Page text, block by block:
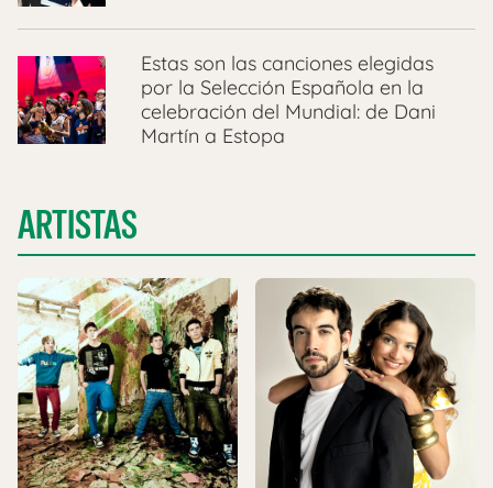
Estas son las canciones elegidas
por la Selección Española en la
celebración del Mundial: de Dani
Martín a Estopa
ARTISTAS